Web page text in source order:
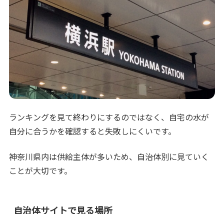
ランキングを見て終わりにするのではなく、自宅の水が
自分に合うかを確認すると失敗しにくいです。
神奈川県内は供給主体が多いため、自治体別に見ていく
ことが大切です。
自治体サイトで見る場所